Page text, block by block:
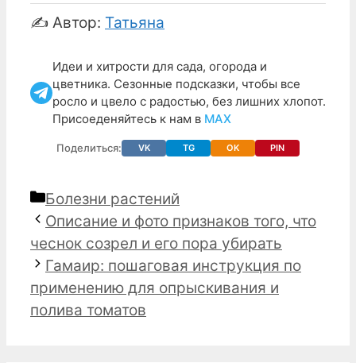
✍️ Автор: Татьяна
Идеи и хитрости для сада, огорода и
цветника. Сезонные подсказки, чтобы все
росло и цвело с радостью, без лишних хлопот.
Присоеденяйтесь к нам в МАХ
Поделиться: VK TG OK PIN
Рубрики
Болезни растений
Описание и фото признаков того, что
чеснок созрел и его пора убирать
Гамаир: пошаговая инструкция по
применению для опрыскивания и
полива томатов